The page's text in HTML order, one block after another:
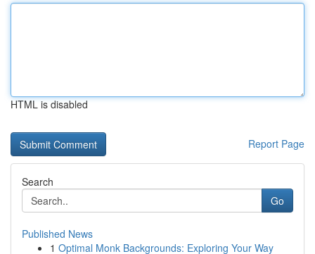
HTML is disabled
Report Page
Search
Go
Published News
1 Optimal Monk Backgrounds: Exploring Your Way